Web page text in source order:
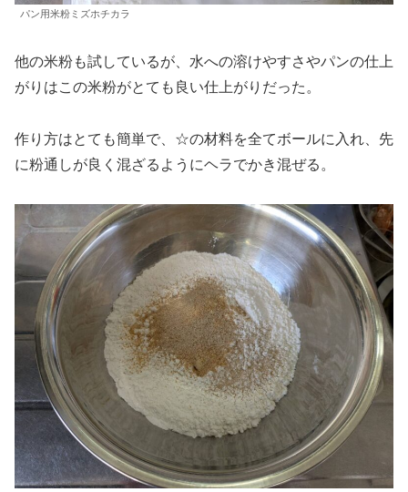
パン用米粉ミズホチカラ
他の米粉も試しているが、水への溶けやすさやパンの仕上
がりはこの米粉がとても良い仕上がりだった。
作り方はとても簡単で、☆の材料を全てボールに入れ、先
に粉通しが良く混ざるようにヘラでかき混ぜる。